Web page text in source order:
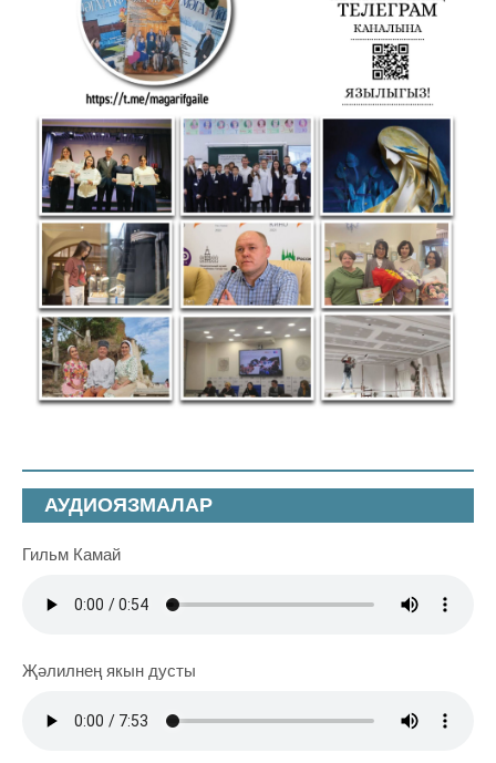
АУДИОЯЗМАЛАР
Гильм Камай
Җәлилнең якын дусты